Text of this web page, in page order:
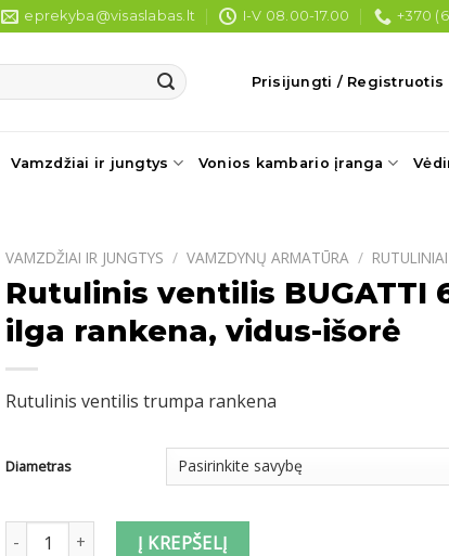
eprekyba@visaslabas.lt I-V 08.00-17.00 +370
Prisijungti / Registruotis
Vamzdžiai ir jungtys Vonios kambario įranga
VAMZDŽIAI IR JUNGTYS / VAMZDYNŲ ARMATŪRA /
Rutulinis ventilis BUGATTI
ilga rankena, vidus-išorė
Rutulinis ventilis trumpa rankena
Diametras
produkto kiekis: Rutulinis ventilis BUGATTI 606 ilga rankena,
Į KREPŠELĮ